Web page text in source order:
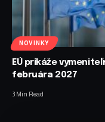
NOVINKY
EÚ prikáže
februára 2027
3 Min Read